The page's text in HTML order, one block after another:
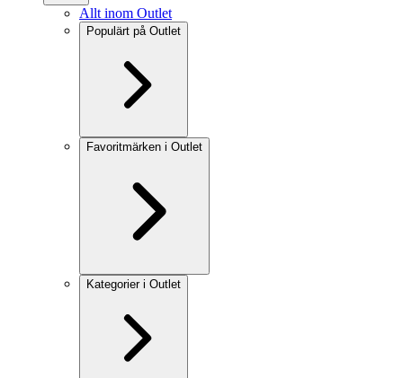
Allt inom Outlet
Populärt på Outlet
Favoritmärken i Outlet
Kategorier i Outlet